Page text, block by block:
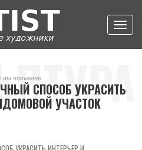
вы читаете
СПОСОБ УКРАСИТЬ
УЧАСТОК